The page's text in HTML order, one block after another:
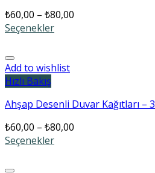
₺60,00 – ₺80,00
Seçenekler
Add to wishlist
Hızlı Bakış
Ahşap Desenli Duvar Kağıtları – 3
₺60,00 – ₺80,00
Seçenekler